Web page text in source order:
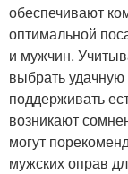
обеспечивают
оптимальной
и мужчин.
выбрать
поддерживать
возникают
могут
мужских оправ